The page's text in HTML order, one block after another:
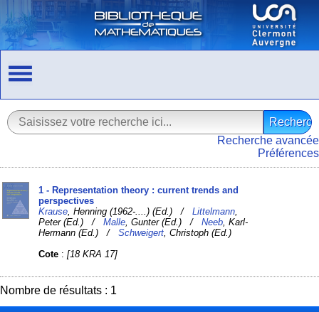
Recherche avancée
Préférences
1 - Representation theory : current trends and
perspectives
Krause , Henning (1962-....) (Ed.) /Littelmann
Peter (Ed.) /Malle , Gunter (Ed.) /Neeb , Karl-
Hermann (Ed.) /Schweigert , Christoph (Ed.)
Cote :[18 KRA 17]
Nombre de résultats : 1